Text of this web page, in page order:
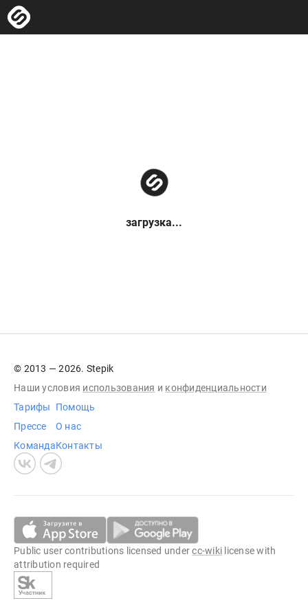
загрузка...
© 2013 — 2026. Stepik
Наши условия использования и конфиденциальности
Тарифы
Прессе
Команда
Помощь
О нас
Контакты
Public user contributions licensed undercc-wiki license with
attribution required